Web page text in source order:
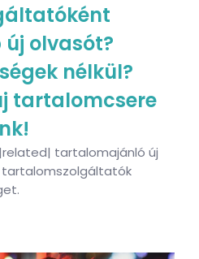
olvasót?
nélkül?
tartalomcsere
tartalomajánló új